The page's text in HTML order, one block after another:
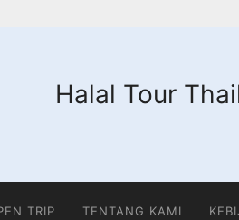
Halal Tour
TRIP TENTANG KAMI